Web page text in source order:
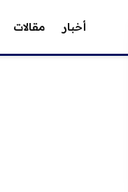
أخبار مقالات